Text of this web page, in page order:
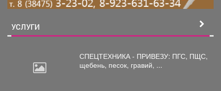
УСЛУГИ
СПЕЦТЕХНИКА - ПРИВЕЗУ: ПГС, ПЩС,
щебень, песок, гравий, ...